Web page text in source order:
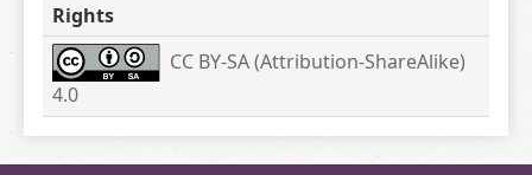
Rights
CC BY-SA (Attribution-ShareAlike)
4.0